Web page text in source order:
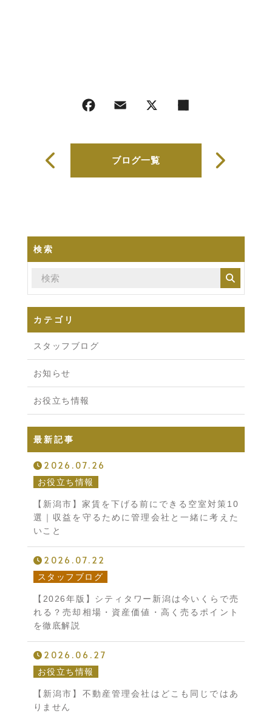
ブログ一覧
検索
カテゴリ
スタッフブログ
お知らせ
お役立ち情報
最新記事
2026.07.26
お役立ち情報
【新潟市】家賃を下げる前にできる空室対策10
選｜収益を守るために管理会社と一緒に考えた
いこと
2026.07.22
スタッフブログ
【2026年版】シティタワー新潟は今いくらで売
れる？売却相場・資産価値・高く売るポイント
を徹底解説
2026.06.27
お役立ち情報
【新潟市】不動産管理会社はどこも同じではあ
りません